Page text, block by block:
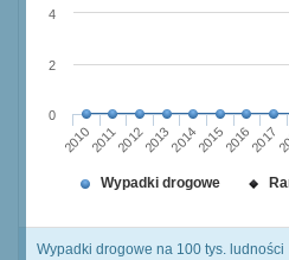
20102011201220132014201520162017
0
2
4
Wypadki drogowe
Wypadki drogowe na 100 tys. ludności